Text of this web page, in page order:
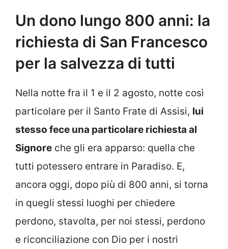
Un dono lungo 800 anni: la
richiesta di San Francesco
per la salvezza di tutti
Nella notte fra il 1 e il 2 agosto, notte così
particolare per il Santo Frate di Assisi, lui
stesso fece una particolare richiesta al
Signore che gli era apparso: quella che
tutti potessero entrare in Paradiso. E,
ancora oggi, dopo più di 800 anni, si torna
in quegli stessi luoghi per chiedere
perdono, stavolta, per noi stessi, perdono
e riconciliazione con Dio per i nostri